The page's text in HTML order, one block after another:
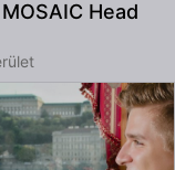
Head